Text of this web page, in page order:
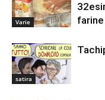
Varie
farine
satira